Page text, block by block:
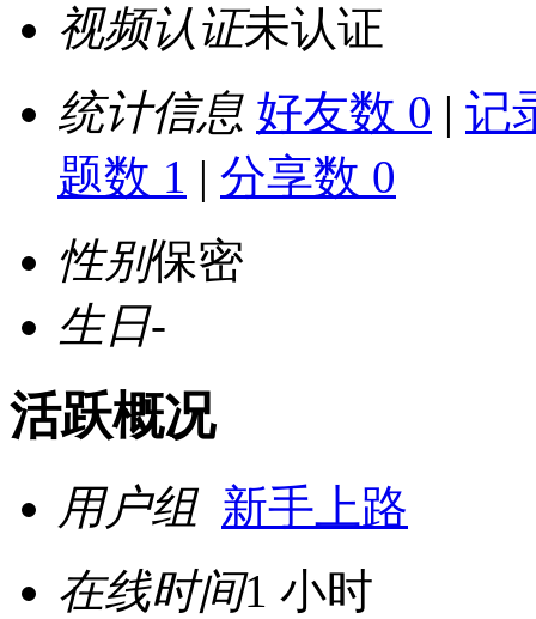
视频认证未认证
统计信息 好友数 0 | 记
题数 1 | 分享数 0
性别保密
生日-
活跃概况
用户组 新手上路
在线时间1 小时